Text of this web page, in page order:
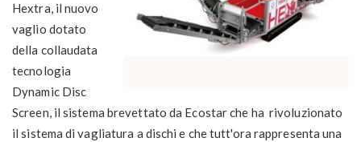
Hextra, il nuovo
vaglio dotato
della collaudata
tecnologia
Dynamic Disc
Screen, il sistema brevettato da Ecostar che ha rivoluzionato
il sistema di vagliatura a dischi e che tutt'ora rappresenta una